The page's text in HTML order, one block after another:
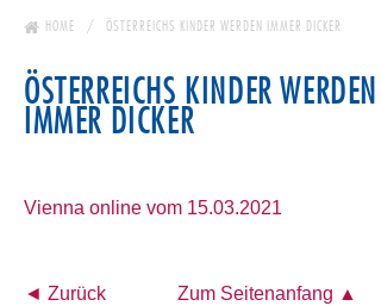
HOME ÖSTERREICHS KINDER WERDEN IMMER DICKER
ÖSTERREICHS KINDER WERDEN
IMMER DICKER
Vienna online vom 15.03.2021
◄ Zurück Zum Seitenanfang ▲